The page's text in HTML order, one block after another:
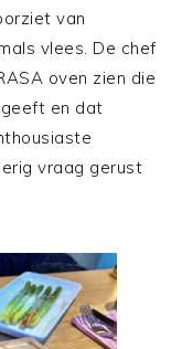
van
vlees. De chef
oven zien die
en dat
vraag gerust